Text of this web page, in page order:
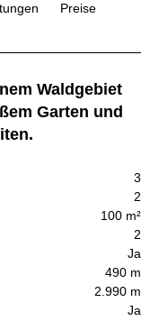
Preise
Waldgebiet
Garten und
3
2
100 m²
2
Ja
490 m
2.990 m
Ja